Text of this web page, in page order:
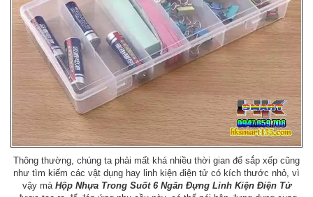
Thông thường, chúng ta phải mất khá nhiều thời gian để sắp xếp cũng
như tìm kiếm các vật dụng hay linh kiện điện tử có kích thước nhỏ, vì
vậy mà Hộp Nhựa Trong Suốt 6 Ngăn Đựng Linh Kiện Điện Tử